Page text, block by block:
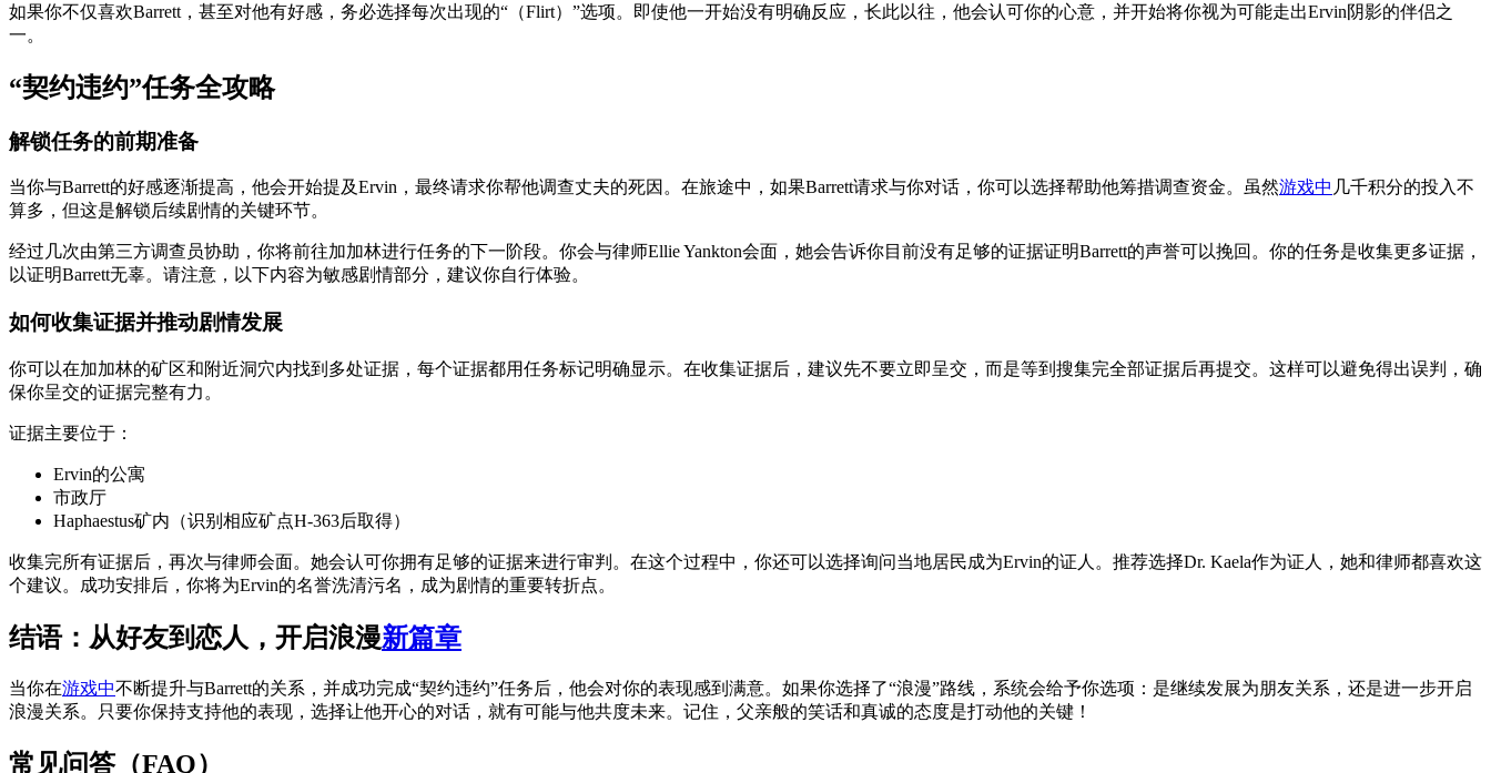
如果你不仅喜欢Barrett，甚至对他有好感，务必选择每次出现的“（Flirt）”选项。即使他一开始没有明确反应，长此以往，他会认可你的心意，并开始将你视为可能走出Ervin阴影的伴侣之
一。
“契约违约”任务全攻略
解锁任务的前期准备
当你与Barrett的好感逐渐提高，他会开始提及Ervin，最终请求你帮他调查丈夫的死因。在旅途中，如果Barrett请求与你对话，你可以选择帮助他筹措调查资金。虽然游戏中 几千积分的投入不
算多，但这是解锁后续剧情的关键环节。
经过几次由第三方调查员协助，你将前往加加林进行任务的下一阶段。你会与律师Ellie Yankton会面，她会告诉你目前没有足够的证据证明Barrett的声誉可以挽回。你的任务是收集更多证据，
以证明Barrett无辜。请注意，以下内容为敏感剧情部分，建议你自行体验。
如何收集证据并推动剧情发展
你可以在加加林的矿区和附近洞穴内找到多处证据，每个证据都用任务标记明确显示。在收集证据后，建议先不要立即呈交，而是等到搜集完全部证据后再提交。这样可以避免得出误判，确
保你呈交的证据完整有力。
证据主要位于：
Ervin的公寓
市政厅
Haphaestus矿内（识别相应矿点H-363后取得）
收集完所有证据后，再次与律师会面。她会认可你拥有足够的证据来进行审判。在这个过程中，你还可以选择询问当地居民成为Ervin的证人。推荐选择Dr. Kaela作为证人，她和律师都喜欢这
个建议。成功安排后，你将为Ervin的名誉洗清污名，成为剧情的重要转折点。
结语：从好友到恋人，开启浪漫新篇章
当你在游戏中不断提升与Barrett的关系，并成功完成“契约违约”任务后，他会对你的表现感到满意。如果你选择了“浪漫”路线，系统会给予你选项：是继续发展为朋友关系，还是进一步开启
浪漫关系。只要你保持支持他的表现，选择让他开心的对话，就有可能与他共度未来。记住，父亲般的笑话和真诚的态度是打动他的关键！
常见问答（FAQ）